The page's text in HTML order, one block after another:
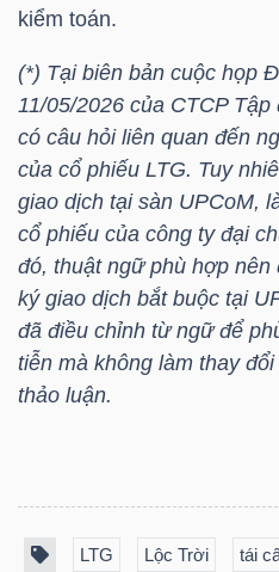
kiểm toán.
(*) Tại biên bản cuộc họp
11/05/2026 của CTCP
có câu hỏi liên quan đến
của cổ phiếu LTG. Tuy
giao dịch tại sàn UPCoM,
cổ phiếu của công ty đại
đó, thuật ngữ phù hợp nên
ký giao dịch bắt buộc tại
đã điều chỉnh từ ngữ để
tiễn mà không làm thay
thảo luận.
LTG Lộc Trời tái
VẬT
CÔNG
NGHIỆP
THIẾT